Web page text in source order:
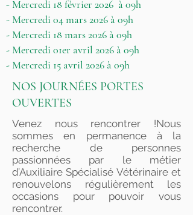
- Mercredi 18 février 2026 à 09h
- Mercredi 04 mars 2026 à 09h
- Mercredi 18 mars 2026 à 09h
- Mercredi 01er avril 2026 à 09h
- Mercredi 15 avril 2026 à 09h
NOS JOURNÉES PORTES
OUVERTES
Venez nous rencontrer !Nous
sommes en permanence à la
recherche de personnes
passionnées par le métier
d’Auxiliaire Spécialisé Vétérinaire et
renouvelons régulièrement les
occasions pour pouvoir vous
rencontrer.